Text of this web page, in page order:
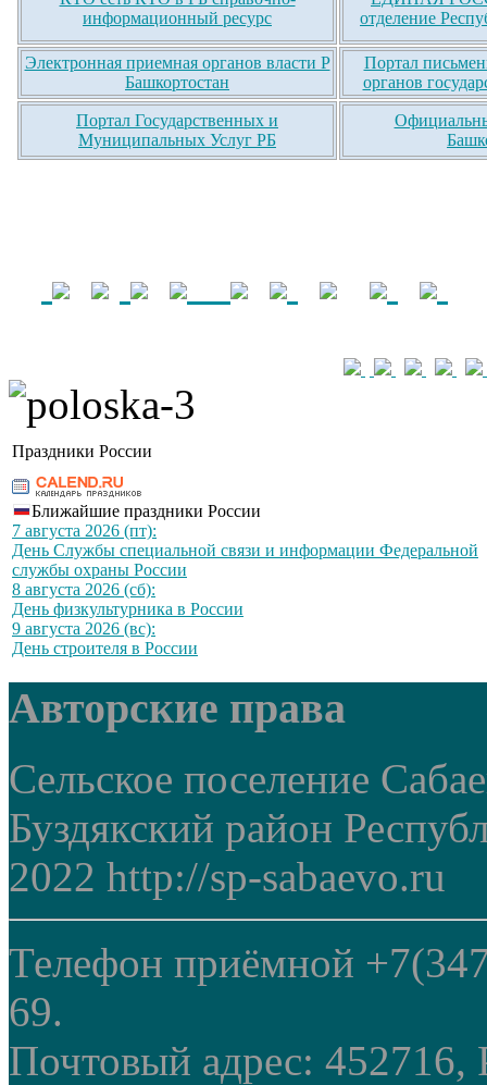
информационный ресурс
отделение
Электронная приемная органов власти Р
Башкортостан
Портал
органов
Портал Государственных и
Муниципальных Услуг РБ
Праздники России
Ближайшие праздники России
7 августа 2026 (пт):
День Службы специальной связи и информации Федеральной
службы охраны России
8 августа 2026 (сб):
День физкультурника в России
9 августа 2026 (вс):
День строителя в России
Авторские права
Сельское поселение
Буздякский район
2022 http://sp-sabaevo.ru
Телефон приёмной
69.
Почтовый адрес: 452716,